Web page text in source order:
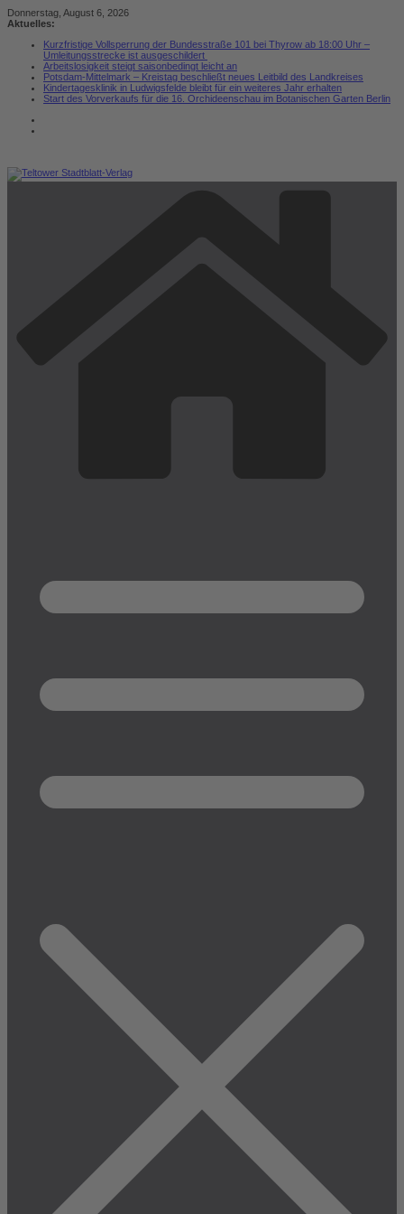
Zum
Inhalt
Donnerstag, August 6, 2026
Aktuelles:
Kurzfristige Vollsperrung der Bundesstraße 101 bei Thyrow ab 18:00 Uhr –
Umleitungsstrecke ist ausgeschildert
Arbeitslosigkeit steigt saisonbedingt leicht an
Potsdam-Mittelmark – Kreistag beschließt neues Leitbild des Landkreises
Kindertagesklinik in Ludwigsfelde bleibt für ein weiteres Jahr erhalten
Start des Vorverkaufs für die 16. Orchideenschau im Botanischen Garten Berlin